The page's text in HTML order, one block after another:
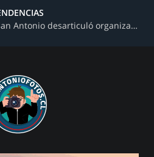
Carabineros del OS7 de San Antonio desarticuló organización criminal dedicada al narcotráfico en toma de terrenos